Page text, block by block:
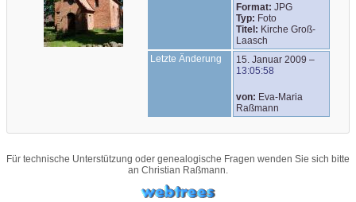
Format: JPG
Typ: Foto
Titel: Kirche Groß-
Laasch
Letzte Änderung
15. Januar 2009 –
13:05:58
von: Eva-Maria
Raßmann
Für technische Unterstützung oder genealogische Fragen wenden Sie sich bitte
an Christian Raßmann.